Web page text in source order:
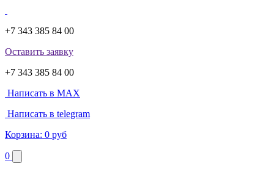
+7 343 385 84 00
Оставить заявку
+7 343 385 84 00
Написать в MAX
Написать в telegram
Корзина: 0 руб
0